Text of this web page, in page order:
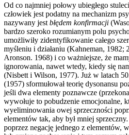
Od co najmniej połowy ubiegłego
człowiek jest podatny na mechanizm
nazywany jest błędem konfirmacji
bardzo szeroko rozumianym polu
umożliwiły zidentyfikowanie całego
myśleniu i działaniu (Kahneman, 1982;
Aronson. 1968) i co ważniejsze, że
ignorowania, nawet wtedy, kiedy się
(Nisbett i Wilson, 1977). Już w latach
(1957) sformułował teorię dysonansu
jeśli dwa elementy poznawcze
wywołuje to pobudzenie emocjonalne,
wyeliminowania owej sprzeczności
elementów tak, aby był mniej
poprzez negację jednego z elementów,